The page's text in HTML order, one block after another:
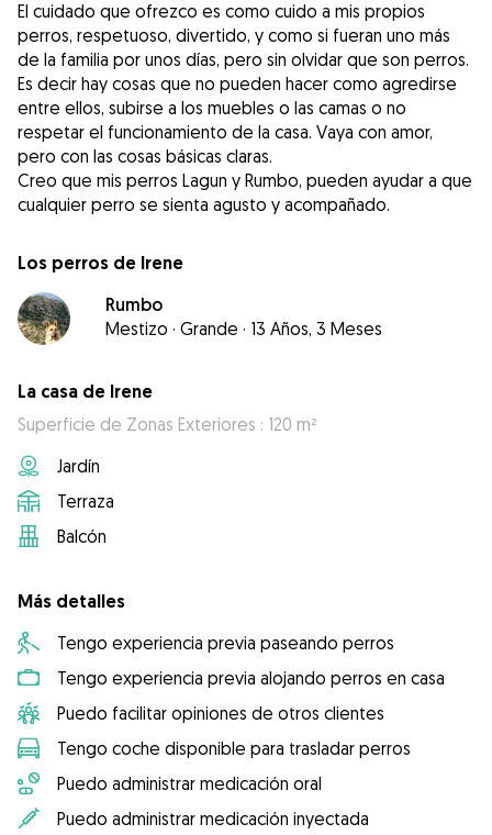
El cuidado que ofrezco es como cuido a mis propios
perros, respetuoso, divertido, y como si fueran uno más
de la familia por unos días, pero sin olvidar que son perros.
Es decir hay cosas que no pueden hacer como agredirse
entre ellos, subirse a los muebles o las camas o no
respetar el funcionamiento de la casa. Vaya con amor,
pero con las cosas básicas claras.
Creo que mis perros Lagun y Rumbo, pueden ayudar a que
cualquier perro se sienta agusto y acompañado.
Los perros de Irene
Rumbo
Mestizo · Grande · 13 Años, 3 Meses
La casa de Irene
Superficie de Zonas Exteriores : 120 m²
Jardín
Terraza
Balcón
Más detalles
Tengo experiencia previa paseando perros
Tengo experiencia previa alojando perros en casa
Puedo facilitar opiniones de otros clientes
Tengo coche disponible para trasladar perros
Puedo administrar medicación oral
Puedo administrar medicación inyectada